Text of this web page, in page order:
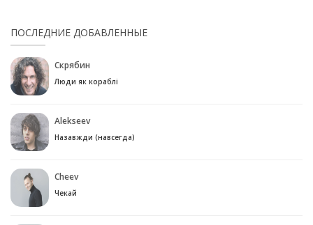
ПОСЛЕДНИЕ ДОБАВЛЕННЫЕ
Скрябин
Люди як кораблі
Alekseev
Назавжди (навсегда)
Cheev
Чекай